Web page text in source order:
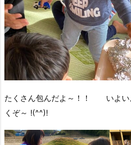
たくさん包んだよ～！！ いよい
くぞ～ !(^^)!